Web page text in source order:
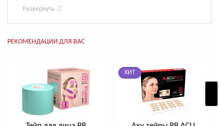
чувствительных зонах лица, шеи и груди, т.к.
острыми уголками.
оттенков CROSS TAPE BEAUTY™ добавляют эстетики для
линиями, умиротворяющим цветам данная серия
очень изящно смотрятся на лице. Выпускается в 4-х
нежных пастельных расцветках: Мята, Сакура,
Лаванда, Беж.
Тонкий ацетатный материал – делает тейп
воздушным, едва ощутимым даже на особо
Развернуть
РЕКОМЕНДАЦИИ ДЛЯ ВАС
ХИТ